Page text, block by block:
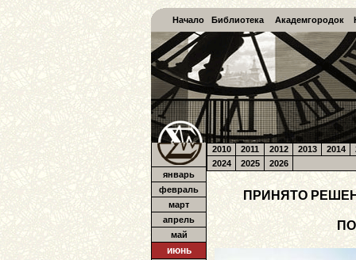
Начало Библиотека Академгородок
январь
февраль
март
апрель
май
июнь
2010 2011 2012 2013 2014
2024
2025 2026
ПРИНЯТО